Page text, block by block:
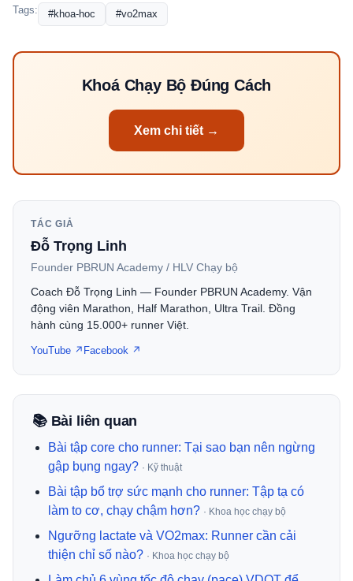
Tags: #khoa-hoc #vo2max
Khoá Chạy Bộ Đúng Cách
Xem chi tiết →
TÁC GIẢ
Đỗ Trọng Linh
Founder PBRUN Academy / HLV Chạy bộ
Coach Đỗ Trọng Linh — Founder PBRUN Academy. Vận
động viên Marathon, Half Marathon, Ultra Trail. Đồng
hành cùng 15.000+ runner Việt.
YouTube ↗ Facebook ↗
📚 Bài liên quan
Bài tập core cho runner: Tại sao bạn nên ngừng
gập bụng ngay? · Kỹ thuật
Bài tập bổ trợ sức mạnh cho runner: Tập tạ có
làm to cơ, chạy chậm hơn? · Khoa học chạy bộ
Ngưỡng lactate và VO2max: Runner cần cải
thiện chỉ số nào? · Khoa học chạy bộ